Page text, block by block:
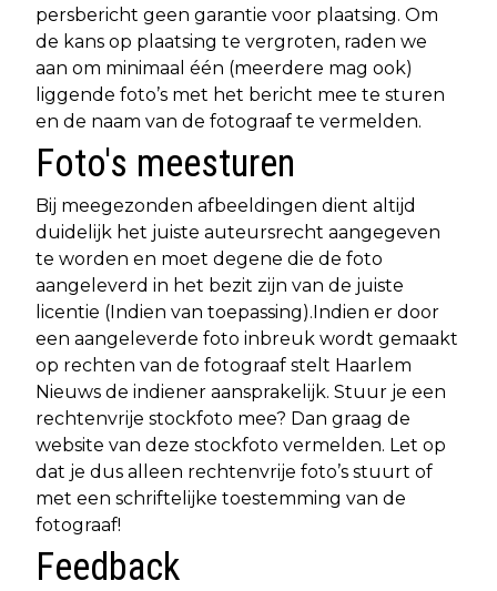
persbericht geen garantie voor plaatsing. Om
de kans op plaatsing te vergroten, raden we
aan om minimaal één (meerdere mag ook)
liggende foto’s met het bericht mee te sturen
en de naam van de fotograaf te vermelden.
Foto's meesturen
Bij meegezonden afbeeldingen dient altijd
duidelijk het juiste auteursrecht aangegeven
te worden en moet degene die de foto
aangeleverd in het bezit zijn van de juiste
licentie (Indien van toepassing).Indien er door
een aangeleverde foto inbreuk wordt gemaakt
op rechten van de fotograaf stelt Haarlem
Nieuws de indiener aansprakelijk. Stuur je een
rechtenvrije stockfoto mee? Dan graag de
website van deze stockfoto vermelden. Let op
dat je dus alleen rechtenvrije foto’s stuurt of
met een schriftelijke toestemming van de
fotograaf!
Feedback